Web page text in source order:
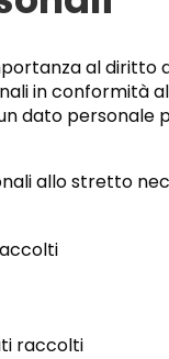
al
in conformità
dato personale
allo stretto
raccolti